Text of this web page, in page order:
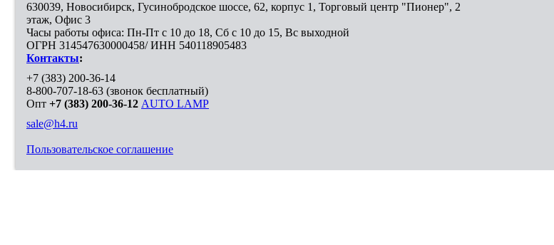
630039, Новосибирск, Гусинобродское шоссе, 62, корпус 1, Торговый центр "Пионер", 2
этаж, Офис 3
Часы работы офиса: Пн-Пт с 10 до 18, Сб с 10 до 15, Вс выходной
ОГРН 314547630000458/ ИНН 540118905483
Контакты:
+7 (383) 200-36-14
8-800-707-18-63 (звонок бесплатный)
Опт +7 (383) 200-36-12 AUTO LAMP
sale@h4.ru
Пользовательское соглашение